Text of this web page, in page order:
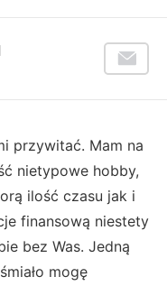
przywitać. Mam na
nietypowe hobby,
ilość czasu jak i
finansową niestety
bez Was. Jedną
mogę